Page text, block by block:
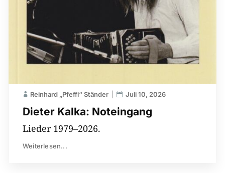
Dieter Kalka: Noteingang
Reinhard „Pfeffi“ Ständer Juli 10, 2026
Lieder 1979–2026.
Weiterlesen...